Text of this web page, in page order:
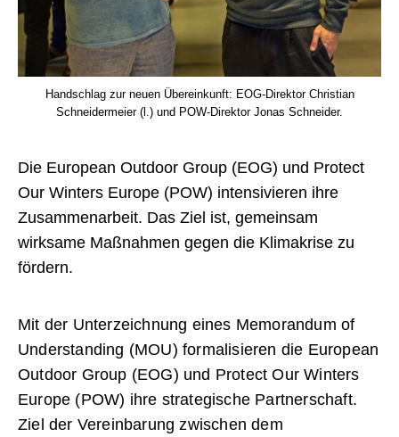
Handschlag zur neuen Übereinkunft: EOG-Direktor Christian
Schneidermeier (l.) und POW-Direktor Jonas Schneider.
Die European Outdoor Group (EOG) und Protect
Our Winters Europe (POW) intensivieren ihre
Zusammenarbeit. Das Ziel ist, gemeinsam
wirksame Maßnahmen gegen die Klimakrise zu
fördern.
Mit der Unterzeichnung eines Memorandum of
Understanding (MOU) formalisieren die European
Outdoor Group (EOG) und Protect Our Winters
Europe (POW) ihre strategische Partnerschaft.
Ziel der Vereinbarung zwischen dem